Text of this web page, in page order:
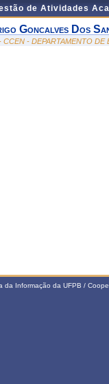
de Atividades
Goncalves Dos
CCEN - DEPARTAMENTO DE
da Informação da UFPB /